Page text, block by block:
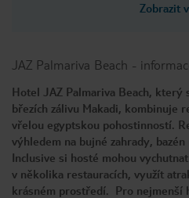
Zobrazit
JAZ Palmariva Beach -
Hotel JAZ Palmariva Beach, který
březích zálivu Makadi, kombinuje
vřelou egyptskou pohostinností.
výhledem na bujné zahrady,
Inclusive si hosté mohou
v několika restauracích, využít
krásném prostředí. Pro nejmenší